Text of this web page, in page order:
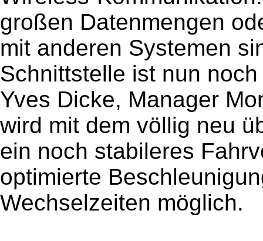
großen Datenmengen
mit anderen Systemen
Schnittstelle ist nun
Yves Dicke, Manager
wird mit dem völlig neu
ein noch stabileres
optimierte
Wechselzeiten möglich.